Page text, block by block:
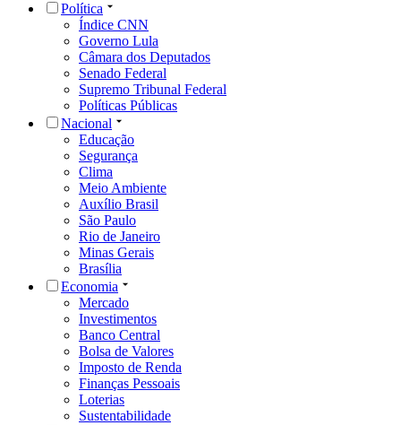
Política
Índice CNN
Governo Lula
Câmara dos Deputados
Senado Federal
Supremo Tribunal Federal
Políticas Públicas
Nacional
Educação
Segurança
Clima
Meio Ambiente
Auxílio Brasil
São Paulo
Rio de Janeiro
Minas Gerais
Brasília
Economia
Mercado
Investimentos
Banco Central
Bolsa de Valores
Imposto de Renda
Finanças Pessoais
Loterias
Sustentabilidade